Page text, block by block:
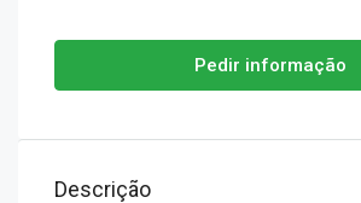
Pedir informação
Descrição